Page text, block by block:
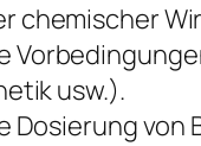
chemischer
usw.).
Dosierung